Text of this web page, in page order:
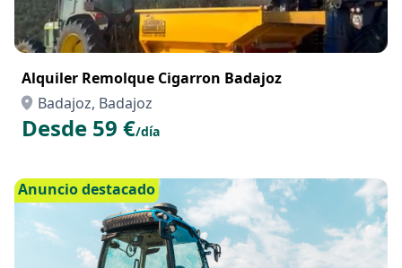
Alquiler Remolque Cigarron Badajoz
Badajoz, Badajoz
Desde 59 €/día
Anuncio destacado